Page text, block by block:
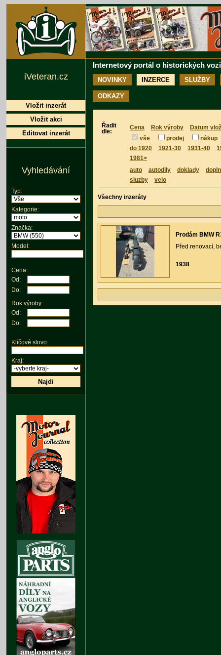
Internetový portál o historických
NOVINKY INZERCE SLUŽBY
ODKAZY
Řadit
dle:
Cena Rok výroby
Datum
vše
prodej
nákup
do 1920
1921-30 1931-40
1981>
auto
autodily doklady
sluzby
velo
Všechny inzeráty
Prodám BMW
Před renovací,
1938
iVeteran.cz
Vložit inzerát
Vložit akci
Editovat inzerát
Vyhledávání
Typ:
Kategorie:
Značka:
Model:
Cena:
Od:
Do:
Rok výroby:
Od:
Do:
Klíčové slovo:
Kraj:
Najdi